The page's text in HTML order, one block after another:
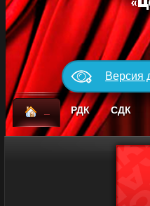
Версия
РДК СДК